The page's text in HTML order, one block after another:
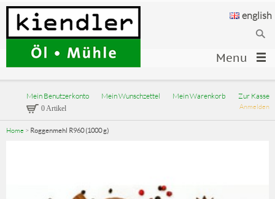
english
Menu
Mein Benutzerkonto Mein Wunschzettel Mein Warenkorb Zur Kasse
Anmelden
0 Artikel
Home > Roggenmehl R960 (1000 g)